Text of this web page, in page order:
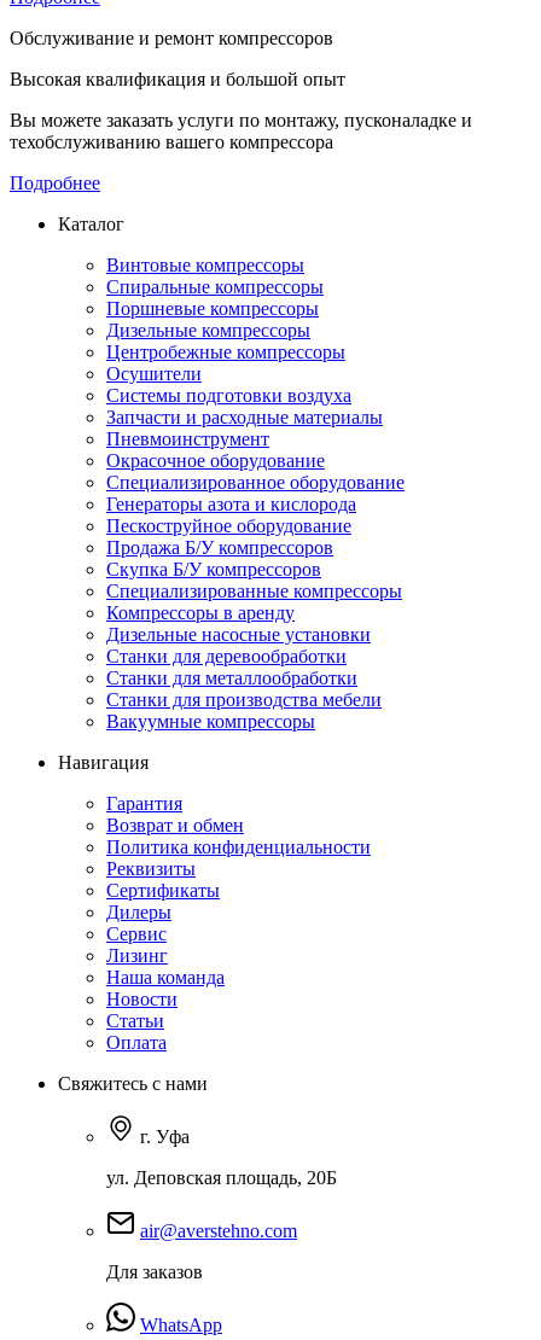
Обслуживание и ремонт компрессоров
Высокая квалификация и большой опыт
Вы можете заказать услуги по монтажу, пусконаладке и
техобслуживанию вашего компрессора
Подробнее
Каталог
Винтовые компрессоры
Спиральные компрессоры
Поршневые компрессоры
Дизельные компрессоры
Центробежные компрессоры
Осушители
Системы подготовки воздуха
Запчасти и расходные материалы
Пневмоинструмент
Окрасочное оборудование
Специализированное оборудование
Генераторы азота и кислорода
Пескоструйное оборудование
Продажа Б/У компрессоров
Скупка Б/У компрессоров
Специализированные компрессоры
Компрессоры в аренду
Дизельные насосные установки
Станки для деревообработки
Станки для металлообработки
Станки для производства мебели
Вакуумные компрессоры
Навигация
Гарантия
Возврат и обмен
Политика конфиденциальности
Реквизиты
Сертификаты
Дилеры
Сервис
Лизинг
Наша команда
Новости
Статьи
Оплата
Свяжитесь с нами
г. Уфа
ул. Деповская площадь, 20Б
air@averstehno.com
Для заказов
WhatsApp